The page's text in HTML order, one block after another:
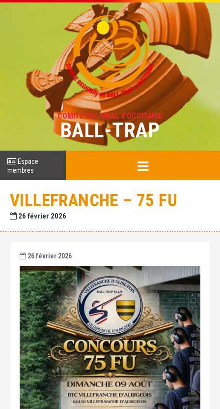
COMITÉ RÉGIONAL d'OCCITANIE
BALL-TRAP
Espace
membres
VILLEFRANCHE – 75 FU
26 février 2026
26 février 2026